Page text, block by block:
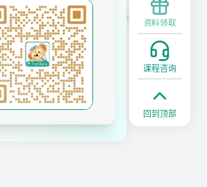
资料领取
课程咨询
回到顶部